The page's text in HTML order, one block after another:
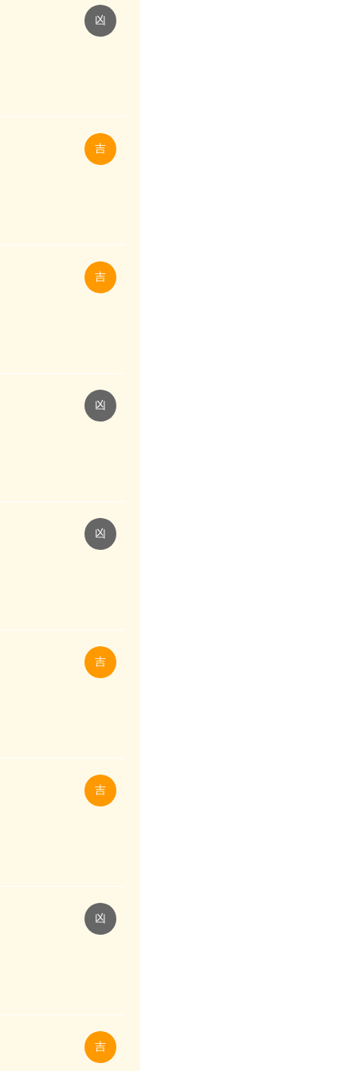
凶
吉
吉
凶
凶
吉
吉
凶
吉